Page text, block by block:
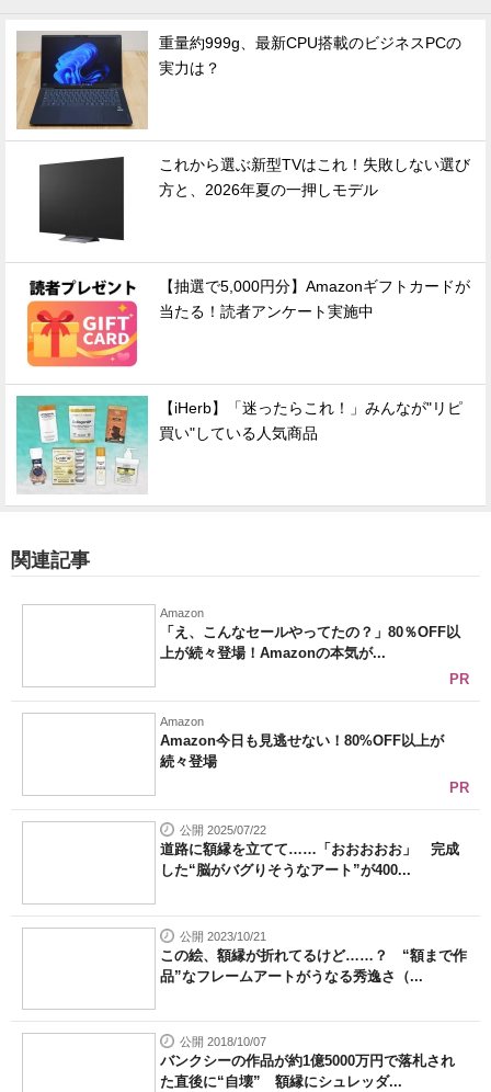
重量約999g、最新CPU搭載のビジネスPCの
実力は？
これから選ぶ新型TVはこれ！失敗しない選び
方と、2026年夏の一押しモデル
【抽選で5,000円分】Amazonギフトカードが
当たる！読者アンケート実施中
【iHerb】「迷ったらこれ！」みんなが"リピ
買い"している人気商品
関連記事
Amazon
「え、こんなセールやってたの？」80％OFF以
上が続々登場！Amazonの本気が...
PR
Amazon
Amazon今日も見逃せない！80%OFF以上が
続々登場
PR
公開 2025/07/22
道路に額縁を立てて……「おおおおお」 完成
した“脳がバグりそうなアート”が400...
公開 2023/10/21
この絵、額縁が折れてるけど……？ “額まで作
品”なフレームアートがうなる秀逸さ（...
公開 2018/10/07
バンクシーの作品が約1億5000万円で落札され
た直後に“自壊” 額縁にシュレッダ...